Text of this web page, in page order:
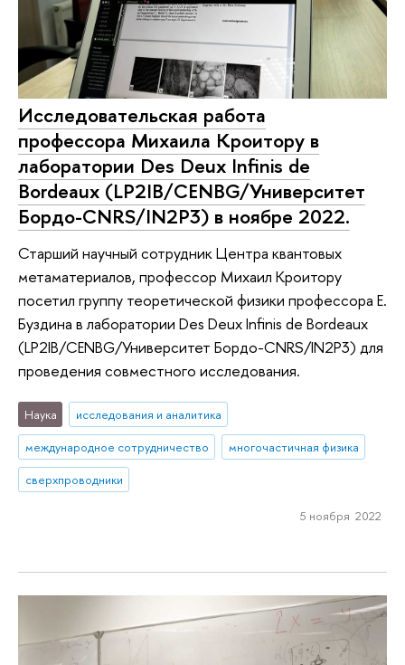
Исследовательская работа
профессора Михаила Кроитору в
лаборатории Des Deux Infinis de
Bordeaux (LP2IB/CENBG/Университет
Бордо-CNRS/IN2P3) в ноябре 2022.
Старший научный сотрудник Центра квантовых
метаматериалов, профессор Михаил Кроитору
посетил группу теоретической физики профессора Е.
Буздина в лаборатории Des Deux Infinis de Bordeaux
(LP2IB/CENBG/Университет Бордо-CNRS/IN2P3) для
проведения совместного исследования.
Наука
исследования и аналитика
международное сотрудничество
многочастичная физика
сверхпроводники
5 ноября 2022